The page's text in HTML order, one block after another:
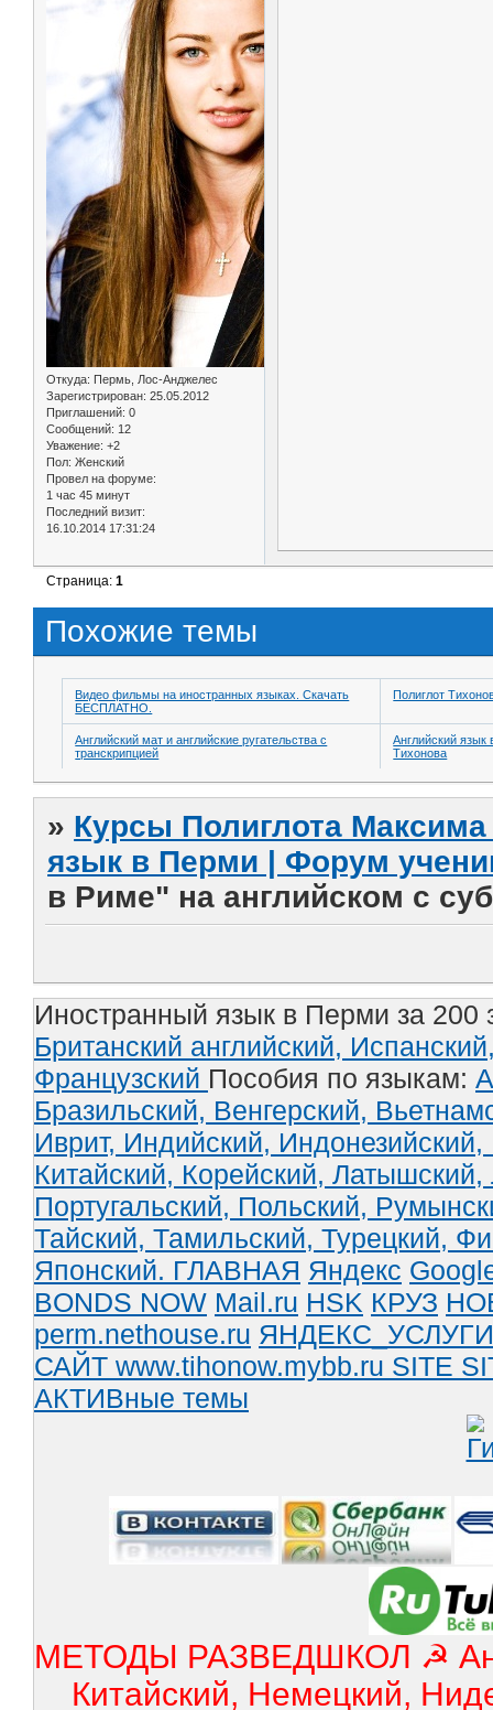
Откуда: Пермь, Лос-Анджелес
Зарегистрирован: 25.05.2012
Приглашений: 0
Сообщений: 12
Уважение: +2
Пол: Женский
Провел на форуме:
1 час 45 минут
Последний визит:
16.10.2014 17:31:24
Страница:1
Похожие темы
Видео фильмы на иностранных языках. Скачать
БЕСПЛАТНО.
Полиглот
Английский мат и английские ругательства с
транскрипцией
Английский
Тихонова
» Курсы Полиглота
язык в Перми | Форум
в Риме" на английском с
Иностранный язык в Перми за 200
Британский английский,
Французский Пособия по языкам:
Бразильский, Венгерский,
Иврит, Индийский, Индонезийский,
Китайский, Корейский, Латышский,
Португальский, Польский,
Тайский, Тамильский, Турецкий,
Японский. ГЛАВНАЯ Яндекс
BONDS NOW Mail.ru HSK КРУЗ
perm.nethouse.ru ЯНДЕКС_УСЛУГИ
САЙТ www.tihonow.mybb.ru SITE
АКТИВные темы
МЕТОДЫ РАЗВЕДШКОЛ ☭
Китайский, Немецкий,